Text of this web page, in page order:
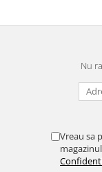
Nu
Vreau sa